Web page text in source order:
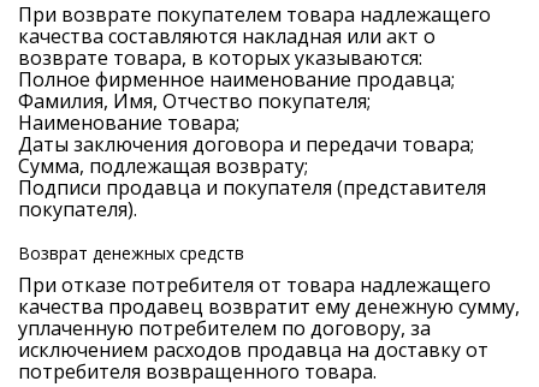
При возврате покупателем товара надлежащего
качества составляются накладная или акт о
возврате товара, в которых указываются:
Полное фирменное наименование продавца;
Фамилия, Имя, Отчество покупателя;
Наименование товара;
Даты заключения договора и передачи товара;
Сумма, подлежащая возврату;
Подписи продавца и покупателя (представителя
покупателя).
Возврат денежных средств
При отказе потребителя от товара надлежащего
качества продавец возвратит ему денежную сумму,
уплаченную потребителем по договору, за
исключением расходов продавца на доставку от
потребителя возвращенного товара.